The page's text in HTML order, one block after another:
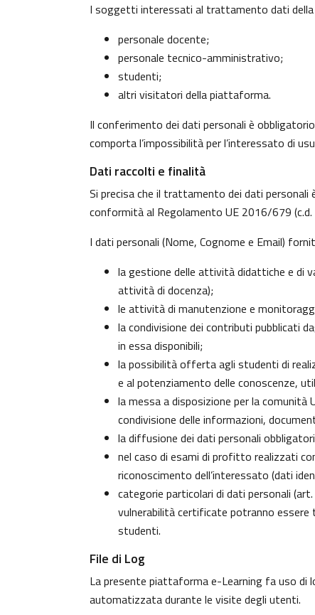
I soggetti interessati al trattamento dati
personale docente;
personale tecnico-amministrativo;
studenti;
altri visitatori della piattaforma.
Il conferimento dei dati personali è
comporta l’impossibilità per l’interessato di
Dati raccolti e finalità
Si precisa che il trattamento dei dati
conformità al Regolamento UE 2016/679 (c.d.
I dati personali (Nome, Cognome e Email)
la gestione delle attività didattiche e di
attività di docenza);
le attività di manutenzione e
la condivisione dei contributi pubblicati
in essa disponibili;
la possibilità offerta agli studenti di
e al potenziamento delle conoscenze,
la messa a disposizione per la comunità
condivisione delle informazioni,
la diffusione dei dati personali
nel caso di esami di profitto realizzati
riconoscimento dell’interessato (dati
categorie particolari di dati personali
vulnerabilità certificate potranno essere
studenti.
File di Log
La presente piattaforma e-Learning fa uso di
automatizzata durante le visite degli utenti.